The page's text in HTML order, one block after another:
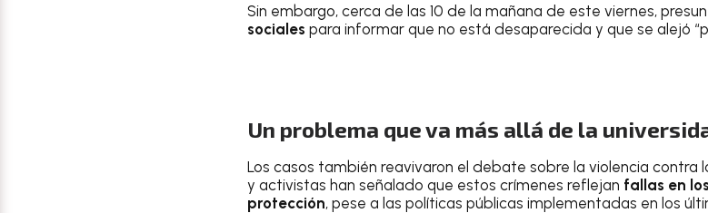
Sin embargo, cerca de las 10 de la mañana de este viernes,
sociales para informar que no está desaparecida y que se alejó
Un problema que va más allá de la
Los casos también reavivaron el debate sobre la violencia contra
y activistas han señalado que estos crímenes reflejan fallas en
protección, pese a las políticas públicas implementadas en los